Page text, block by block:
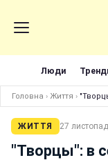
Люди
Головна › Життя ›
ЖИТТЯ 27
"Творцы": в